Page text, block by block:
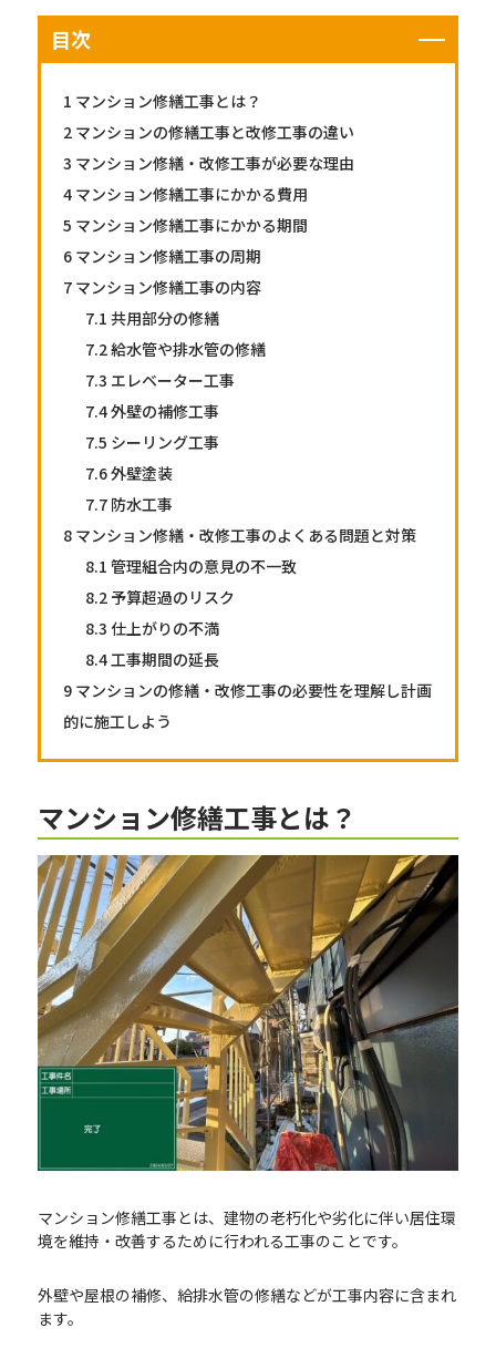
目次
1 マンション修繕工事とは？
2 マンションの修繕工事と改修工事の違い
3 マンション修繕・改修工事が必要な理由
4 マンション修繕工事にかかる費用
5 マンション修繕工事にかかる期間
6 マンション修繕工事の周期
7 マンション修繕工事の内容
7.1 共用部分の修繕
7.2給水管や排水管の修繕
7.3 エレベーター工事
7.4外壁の補修工事
7.5 シーリング工事
7.6外壁塗装
7.7 防水工事
8 マンション修繕・改修工事のよくある問題と対策
8.1 管理組合内の意見の不一致
8.2 予算超過のリスク
8.3 仕上がりの不満
8.4工事期間の延長
9 マンションの修繕・改修工事の必要性を理解し計画
的に施工しよう
マンション修繕工事とは？
マンション修繕工事とは、建物の老朽化や劣化に伴い居住環
境を維持・改善するために行われる工事のことです。
外壁や屋根の補修、給排水管の修繕などが工事内容に含まれ
ます。